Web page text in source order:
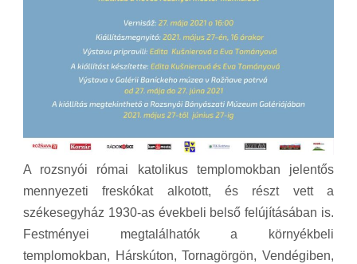
A rozsnyói római katolikus templomokban jelentős
mennyezeti freskókat alkotott, és részt vett a
székesegyház 1930-as évekbeli belső felújításában is.
Festményei megtalálhatók a környékbeli
templomokban, Hárskúton, Tornagörgön, Vendégiben,